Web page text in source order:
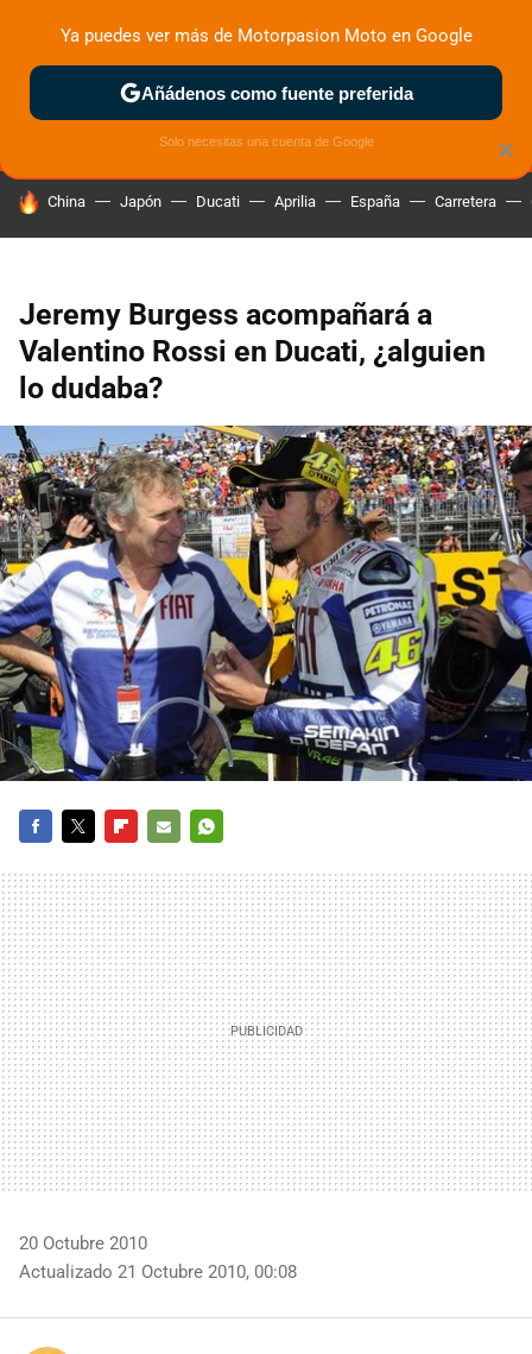
MENÚ NUEVO
ZONA DE PRUEBAS DEPORTIVAS MOTOS ELÉCTRICAS
HOY SE HABLA DE
China Japón Ducati Aprilia España Carretera
Jeremy Burgess acompañará a
Valentino Rossi en Ducati, ¿alguien
lo dudaba?
MAIL
20 Octubre 2010
Actualizado 21 Octubre 2010, 00:08
×
Ya puedes ver más de Motorpasion Moto en Google
Añádenos como fuente preferida
Solo necesitas una cuenta de Google